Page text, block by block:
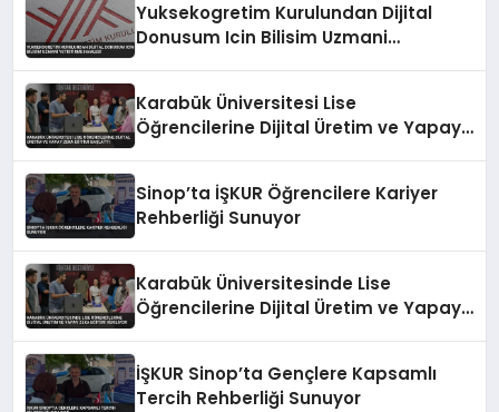
Yuksekogretim Kurulundan Dijital
Donusum Icin Bilisim Uzmani
Karabük Üniversitesi Lise
Öğrencilerine Dijital Üretim ve Yapay
Sinop’ta İŞKUR Öğrencilere Kariyer
Rehberliği Sunuyor
Karabük Üniversitesinde Lise
Öğrencilerine Dijital Üretim ve Yapay
İŞKUR Sinop’ta Gençlere Kapsamlı
Tercih Rehberliği Sunuyor